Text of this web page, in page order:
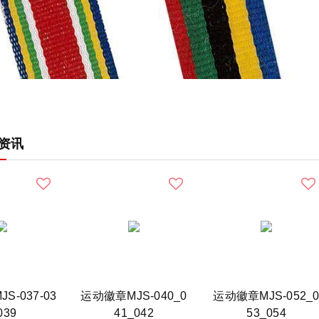
讯
037-03
运动徽章MJS-040_0
41_042
运动徽章MJS-052_0
53_054